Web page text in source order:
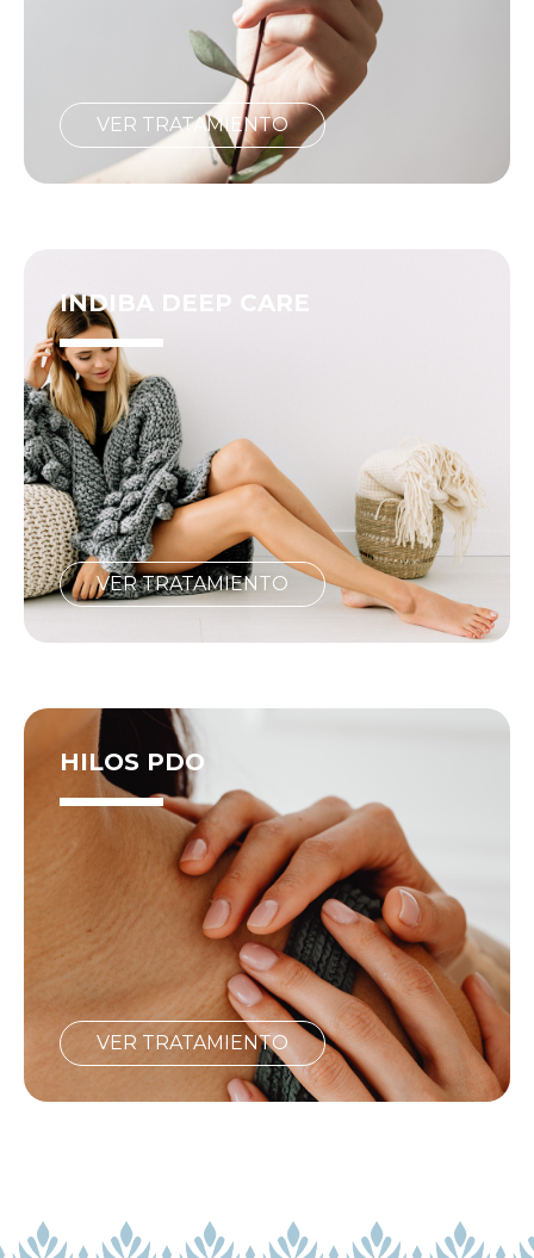
VER TRATAMIENTO
INDIBA DEEP CARE
VER TRATAMIENTO
HILOS PDO
VER TRATAMIENTO